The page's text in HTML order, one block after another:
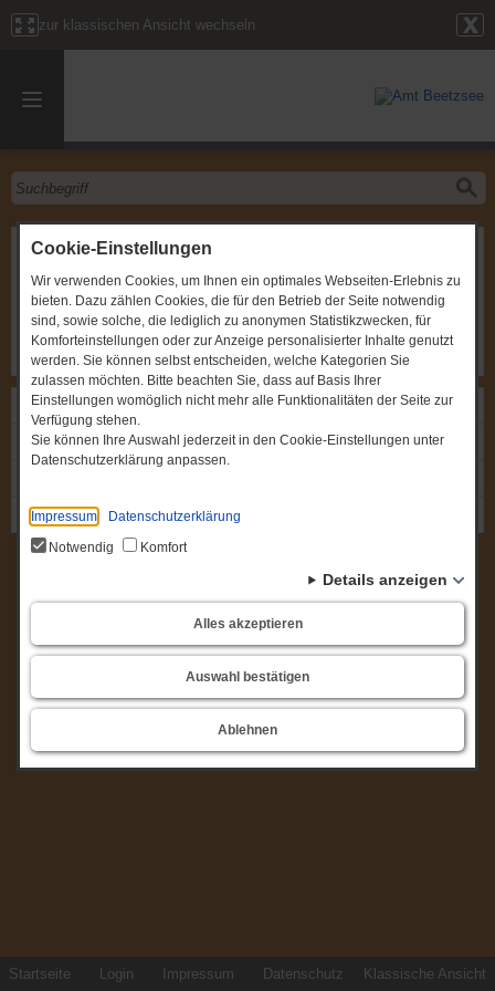
Cookie-Einstellungen
Wir verwenden Cookies, um Ihnen ein optimales Webseiten-Erlebnis zu
bieten. Dazu zählen Cookies, die für den Betrieb der Seite notwendig
sind, sowie solche, die lediglich zu anonymen Statistikzwecken, für
Komforteinstellungen oder zur Anzeige personalisierter Inhalte genutzt
werden. Sie können selbst entscheiden, welche Kategorien Sie
zulassen möchten. Bitte beachten Sie, dass auf Basis Ihrer
Einstellungen womöglich nicht mehr alle Funktionalitäten der Seite zur
Verfügung stehen.
Sie können Ihre Auswahl jederzeit in den Cookie-Einstellungen unter
Datenschutzerklärung anpassen.
Impressum
Datenschutzerklärung
Notwendig
Komfort
Details anzeigen
Alles akzeptieren
Auswahl bestätigen
Ablehnen
zur klassischen Ansicht wechseln
Sitzung des Amtsausschusses
Gremium:
Amtsausschuss
Zeitpunkt:
27.11.2017, um 19:00 Uhr
Ort:
Amt Beetzsee, Brielow, Chausseestraße 33b,
Sitzungszimmer im EG
Links
Einladung: Sitzung des Amtsausschusses
Gremium: Amtsausschuss
Startseite Login Impressum Datenschutz Klassische Ansicht